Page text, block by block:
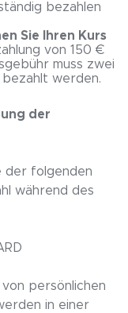
bezahlen
Sie Ihren Kurs
von 150 €
muss zwei
werden.
der
der folgenden
während des
persönlichen
in einer